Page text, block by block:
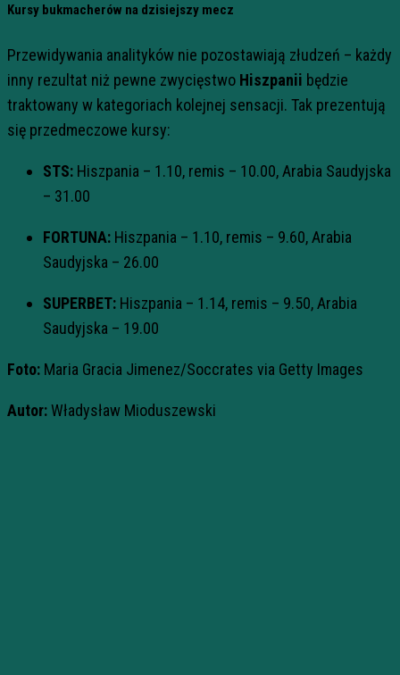
Kursy bukmacherów na dzisiejszy mecz
Przewidywania analityków nie pozostawiają złudzeń – każdy
inny rezultat niż pewne zwycięstwo Hiszpanii będzie
traktowany w kategoriach kolejnej sensacji. Tak prezentują
się przedmeczowe kursy:
STS: Hiszpania – 1.10, remis – 10.00, Arabia Saudyjska
– 31.00
FORTUNA: Hiszpania – 1.10, remis – 9.60, Arabia
Saudyjska – 26.00
SUPERBET: Hiszpania – 1.14, remis – 9.50, Arabia
Saudyjska – 19.00
Foto: Maria Gracia Jimenez/Soccrates via Getty Images
Autor:Władysław Mioduszewski